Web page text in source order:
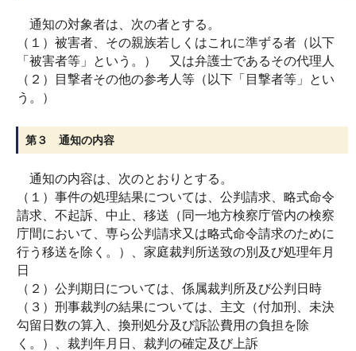
通知の対象者は、次の者とする。
（１）被害者、その親族若しくはこれに準ずる者（以下
「被害者等」という。） 又は弁護士であるその代理人
（２）目撃者その他の参考人等（以下「目撃者等」とい
う。）
第３ 通知の内容
通知の内容は、次のとおりとする。
（１）事件の処理結果については、公判請求、略式命令
請求、不起訴、中止、移送（同一地方検察庁管内の検察
庁間において、専ら公判請求又は略式命令請求のために
行う移送を除く。）、家庭裁判所送致の別及び処理年月
日
（２）公判期日については、係属裁判所及び公判日時
（３）刑事裁判の結果については、主文（付加刑、未決
勾留日数の算入、換刑処分及び訴訟費用の負担を除
く。）、裁判年月日、裁判の確定及び上訴